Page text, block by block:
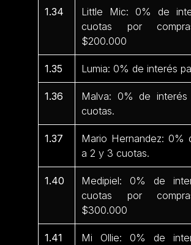
1.34
Little Mic: 0% de
cuotas por
$200.000
1.35 Lumia: 0% de interés
1.36
Malva: 0% de
cuotas.
1.37
Mario Hernandez: 0%
a 2 y 3 cuotas.
1.40
Medipiel: 0% de
cuotas por
$300.000
1.41
Mi Ollie: 0% de